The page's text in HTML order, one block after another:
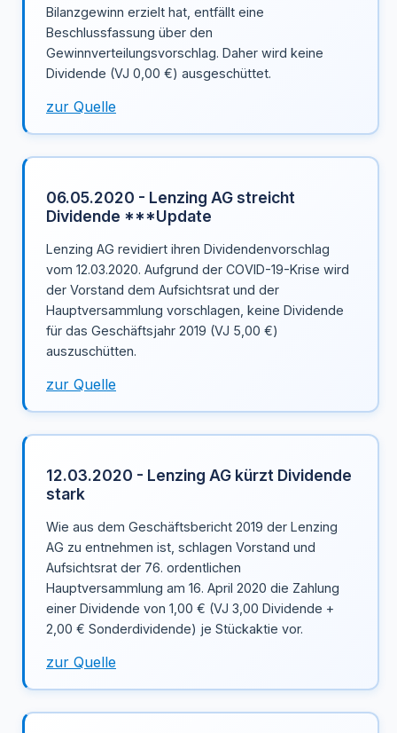
Bilanzgewinn erzielt hat, entfällt eine
Beschlussfassung über den
Gewinnverteilungsvorschlag. Daher wird keine
Dividende (VJ 0,00 €) ausgeschüttet.
zur Quelle
06.05.2020 - Lenzing AG streicht
Dividende ***Update
Lenzing AG revidiert ihren Dividendenvorschlag
vom 12.03.2020. Aufgrund der COVID-19-Krise wird
der Vorstand dem Aufsichtsrat und der
Hauptversammlung vorschlagen, keine Dividende
für das Geschäftsjahr 2019 (VJ 5,00 €)
auszuschütten.
zur Quelle
12.03.2020 - Lenzing AG kürzt Dividende
stark
Wie aus dem Geschäftsbericht 2019 der Lenzing
AG zu entnehmen ist, schlagen Vorstand und
Aufsichtsrat der 76. ordentlichen
Hauptversammlung am 16. April 2020 die Zahlung
einer Dividende von 1,00 € (VJ 3,00 Dividende +
2,00 € Sonderdividende) je Stückaktie vor.
zur Quelle